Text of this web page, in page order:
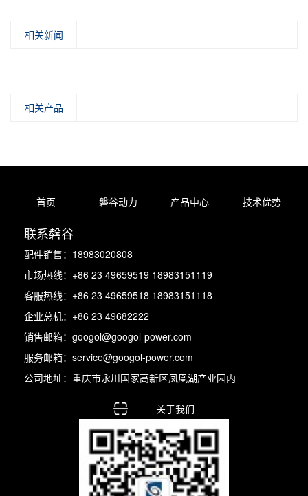
相关新闻
相关产品
首页 磐谷动力 产品中心 技术优势
联系磐谷
配件销售：18983020808
市场热线：+86 23 49659519 18983151119
客服热线：+86 23 49659518 18983151118
企业总机：+86 23 49682222
销售邮箱：googol@googol-power.com
服务邮箱：service@googol-power.com
公司地址：重庆市永川国家高新区凤凰湖产业园内
关于我们